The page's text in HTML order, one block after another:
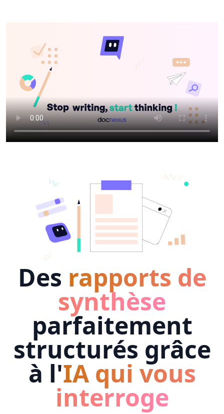
Des rapports de
synthèse
parfaitement
structurés grâce
à l'IA qui vous
interroge